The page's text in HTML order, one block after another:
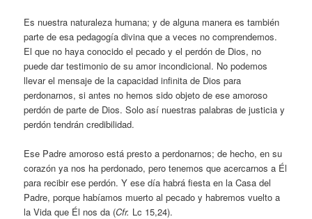
Es nuestra naturaleza humana; y de alguna manera es también
parte de esa pedagogía divina que a veces no comprendemos.
El que no haya conocido el pecado y el perdón de Dios, no
puede dar testimonio de su amor incondicional. No podemos
llevar el mensaje de la capacidad infinita de Dios para
perdonarnos, si antes no hemos sido objeto de ese amoroso
perdón de parte de Dios. Solo así nuestras palabras de justicia y
perdón tendrán credibilidad.
Ese Padre amoroso está presto a perdonarnos; de hecho, en su
corazón ya nos ha perdonado, pero tenemos que acercarnos a Él
para recibir ese perdón. Y ese día habrá fiesta en la Casa del
Padre, porque habíamos muerto al pecado y habremos vuelto a
la Vida que Él nos da (Cfr. Lc 15,24).